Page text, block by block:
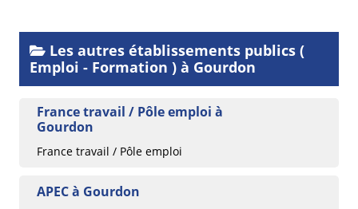
Les autres établissements publics (
Emploi - Formation ) à Gourdon
France travail / Pôle emploi à
Gourdon
France travail / Pôle emploi
APEC à Gourdon